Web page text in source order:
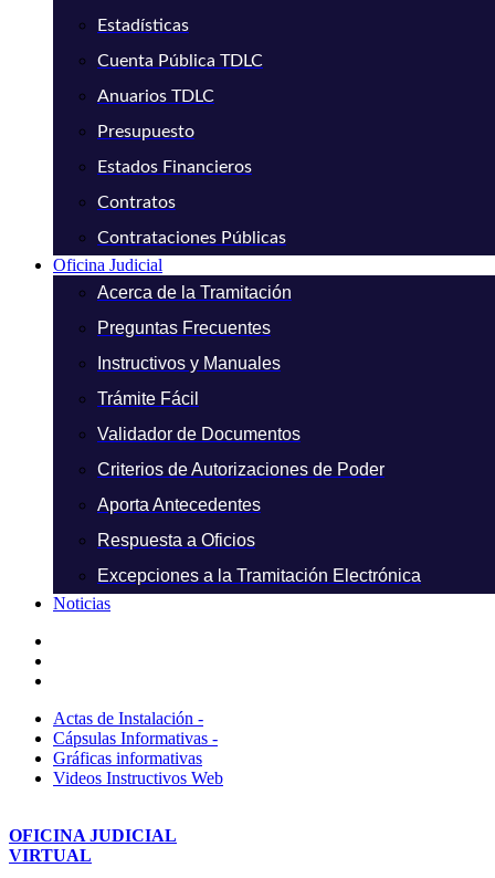
Estadísticas
Cuenta Pública TDLC
Anuarios TDLC
Presupuesto
Estados Financieros
Contratos
Contrataciones Públicas
Oficina Judicial
Acerca de la Tramitación
Preguntas Frecuentes
Instructivos y Manuales
Trámite Fácil
Validador de Documentos
Criterios de Autorizaciones de Poder
Aporta Antecedentes
Respuesta a Oficios
Excepciones a la Tramitación Electrónica
Noticias
Actas de Instalación -
Cápsulas Informativas -
Gráficas informativas
Videos Instructivos Web
OFICINA JUDICIAL
VIRTUAL